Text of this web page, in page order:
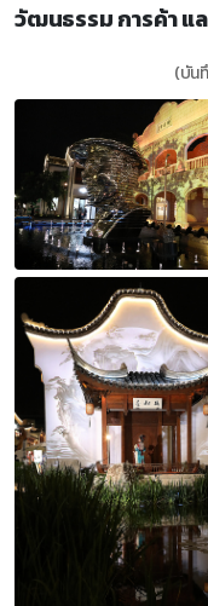
วัฒนธรรม การค้า แ
(บัน